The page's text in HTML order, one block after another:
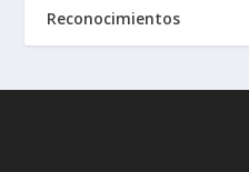
Reconocimientos